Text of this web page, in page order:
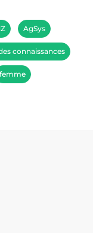
AgSys
connaissances
femme